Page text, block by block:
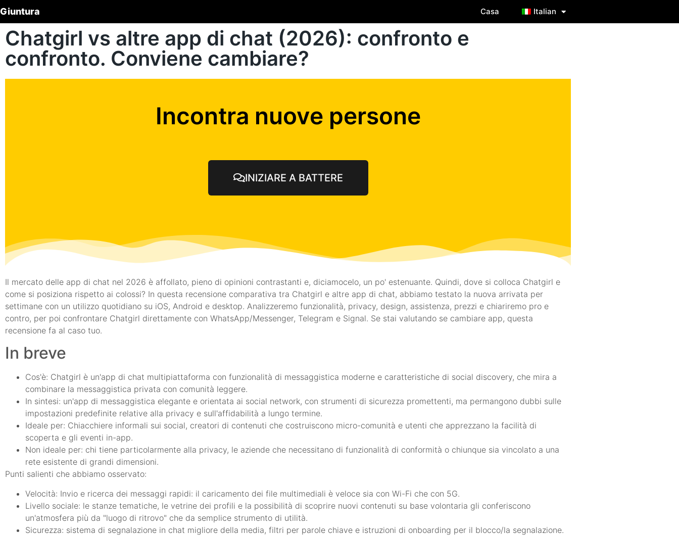
Giuntura Casa Italian
Chatgirl vs altre app di chat (2026): confronto e
confronto. Conviene cambiare?
Incontra nuove persone
INIZIARE A BATTERE
Il mercato delle app di chat nel 2026 è affollato, pieno di opinioni contrastanti e, diciamocelo, un po' estenuante. Quindi, dove si colloca Chatgirl e
come si posiziona rispetto ai colossi? In questa recensione comparativa tra Chatgirl e altre app di chat, abbiamo testato la nuova arrivata per
settimane con un utilizzo quotidiano su iOS, Android e desktop. Analizzeremo funzionalità, privacy, design, assistenza, prezzi e chiariremo pro e
contro, per poi confrontare Chatgirl direttamente con WhatsApp/Messenger, Telegram e Signal. Se stai valutando se cambiare app, questa
recensione fa al caso tuo.
In breve
Cos'è: Chatgirl è un'app di chat multipiattaforma con funzionalità di messaggistica moderne e caratteristiche di social discovery, che mira a
combinare la messaggistica privata con comunità leggere.
In sintesi: un'app di messaggistica elegante e orientata ai social network, con strumenti di sicurezza promettenti, ma permangono dubbi sulle
impostazioni predefinite relative alla privacy e sull'affidabilità a lungo termine.
Ideale per: Chiacchiere informali sui social, creatori di contenuti che costruiscono micro-comunità e utenti che apprezzano la facilità di
scoperta e gli eventi in-app.
Non ideale per: chi tiene particolarmente alla privacy, le aziende che necessitano di funzionalità di conformità o chiunque sia vincolato a una
rete esistente di grandi dimensioni.
Punti salienti che abbiamo osservato:
Velocità: Invio e ricerca dei messaggi rapidi: il caricamento dei file multimediali è veloce sia con Wi-Fi che con 5G.
Livello sociale: le stanze tematiche, le vetrine dei profili e la possibilità di scoprire nuovi contenuti su base volontaria gli conferiscono
un'atmosfera più da "luogo di ritrovo" che da semplice strumento di utilità.
Sicurezza: sistema di segnalazione in chat migliore della media, filtri per parole chiave e istruzioni di onboarding per il blocco/la segnalazione.